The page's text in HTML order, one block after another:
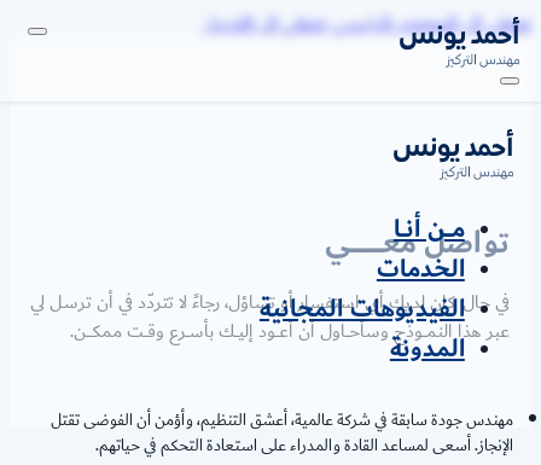
إلى المحتوى الرئيسيتخطي إلى التذييل
مـــن أنــا
الخدمات
الفيديوهات المجانية
المدونة
جودة سابقة في شركة عالمية، أعشق التنظيم، وأؤمن أن الفوضى تقتل
أسعى لمساعد القادة والمدراء على استعادة التحكم في حياتهم.
معـــــــــــــي
حال كان لديك أي استفسار أو تساؤل، رجاءً لا تتردّد في أن ترسل لي
هذا النمـــوذج وسأحـــاول أن أعـــود إليـــك بأســرع وقـــت ممكـــــن.